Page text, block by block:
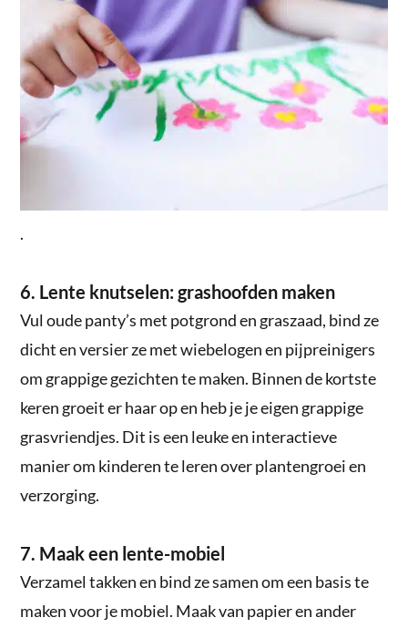
.
6. Lente knutselen: grashoofden maken
Vul oude panty’s met potgrond en graszaad, bind ze
dicht en versier ze met wiebelogen en pijpreinigers
om grappige gezichten te maken. Binnen de kortste
keren groeit er haar op en heb je je eigen grappige
grasvriendjes. Dit is een leuke en interactieve
manier om kinderen te leren over plantengroei en
verzorging.
7. Maak een lente-mobiel
Verzamel takken en bind ze samen om een basis te
maken voor je mobiel. Maak van papier en ander